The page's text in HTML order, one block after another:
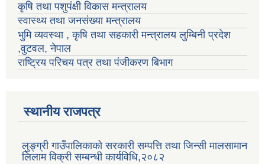
कृषि तथा पशुपंक्षी विकास मन्त्रालय
स्वास्थ्य तथा जनसंख्या मन्त्रालय
भुमि व्यवस्था , कृषि तथा सहकारी मन्त्रालय लुम्बिनी प्रदेश
,वुटवल, नेपाल
राष्ट्रिय परिचय पत्र तथा पंजीकरण बिभाग
स्थानीय राजपत्र
लुङ्ग्री गाउँपालिकाको सरकारी सम्पत्ति तथा जिन्सी मालसामान
लिलाम विक्री सम्बन्धी कार्यविधि,२०८२